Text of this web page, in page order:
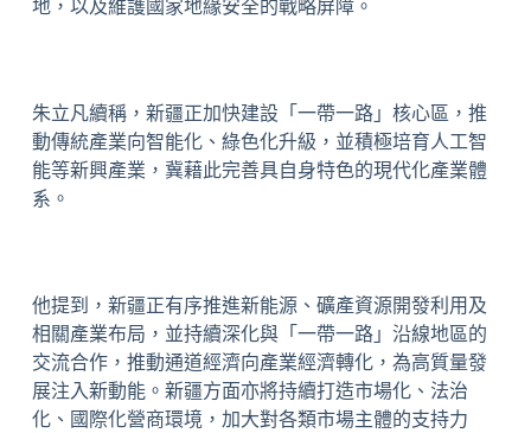
地，以及維護國家地緣安全的戰略屏障。
朱立凡續稱，新疆正加快建設「一帶一路」核心區，推
動傳統產業向智能化、綠色化升級，並積極培育人工智
能等新興產業，冀藉此完善具自身特色的現代化產業體
系。
他提到，新疆正有序推進新能源、礦產資源開發利用及
相關產業布局，並持續深化與「一帶一路」沿線地區的
交流合作，推動通道經濟向產業經濟轉化，為高質量發
展注入新動能。新疆方面亦將持續打造市場化、法治
化、國際化營商環境，加大對各類市場主體的支持力